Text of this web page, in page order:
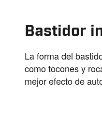
Bastidor
La forma del
como tocones y
mejor efecto de